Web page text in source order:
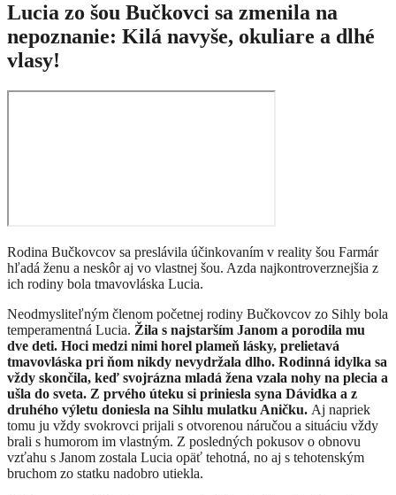
Lucia zo šou Bučkovci sa zmenila na
nepoznanie: Kilá navyše, okuliare a dlhé
vlasy!
Rodina Bučkovcov sa preslávila účinkovaním v reality šou Farmár
hľadá ženu a neskôr aj vo vlastnej šou. Azda najkontroverznejšia z
ich rodiny bola tmavovláska Lucia.
Neodmysliteľným členom početnej rodiny Bučkovcov zo Sihly bola
temperamentná Lucia. Žila s najstarším Janom a porodila mu
dve deti. Hoci medzi nimi horel plameň lásky, prelietavá
tmavovláska pri ňom nikdy nevydržala dlho. Rodinná idylka sa
vždy skončila, keď svojrázna mladá žena vzala nohy na plecia a
ušla do sveta. Z prvého úteku si priniesla syna Dávidka a z
druhého výletu doniesla na Sihlu mulatku Aničku. Aj napriek
tomu ju vždy svokrovci prijali s otvorenou náručou a situáciu vždy
brali s humorom im vlastným. Z posledných pokusov o obnovu
vzťahu s Janom zostala Lucia opäť tehotná, no aj s tehotenským
bruchom zo statku nadobro utiekla.